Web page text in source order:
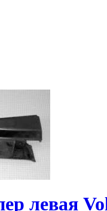
левая